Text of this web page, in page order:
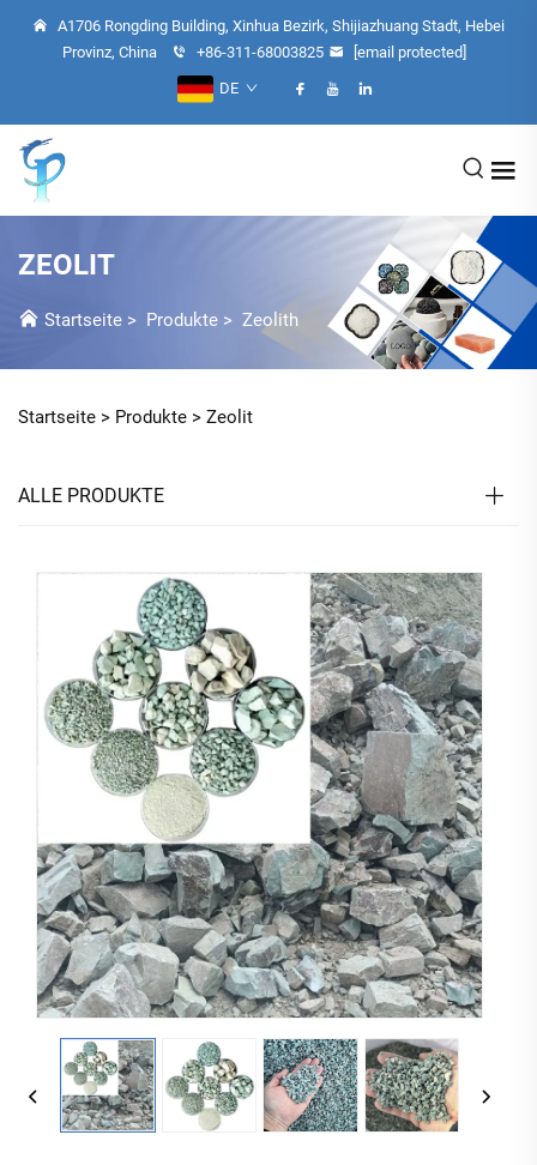
A1706 Rongding Building, Xinhua Bezirk, Shijiazhuang Stadt, Hebei
Provinz, China
+86-311-68003825
[email protected]
DE
ZEOLIT
Startseite > Produkte > Zeolith
Startseite > Produkte > Zeolit
ALLE PRODUKTE